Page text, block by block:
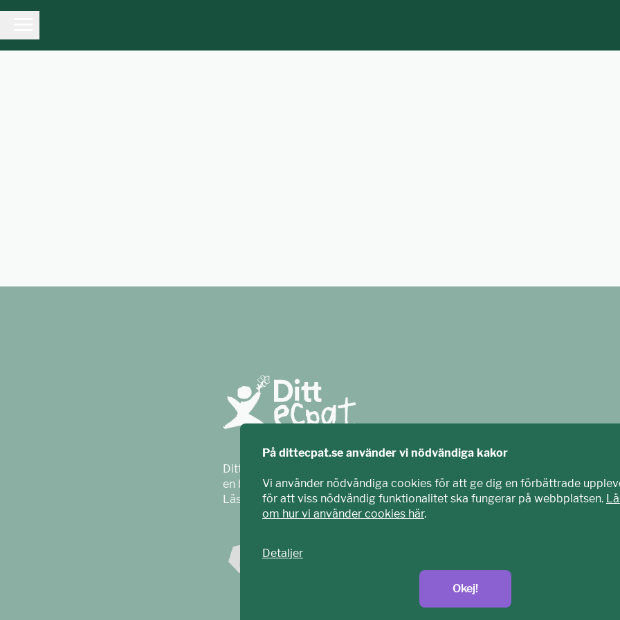
Ditt ECPAT har tagits fram tillsammans med barn och unga. Vi är en del av
en barnrättsorganisation som arbetar mot sexuell exploatering av barn.
Läs mer påecpat.se
På dittecpat.se använder vi nödvändiga kakor
Vi använder nödvändiga cookies för att ge dig en förbättrade
för att viss nödvändig funktionalitet ska fungerar på webbplatsen.
om hur vi använder cookies här.
Detaljer
Okej!